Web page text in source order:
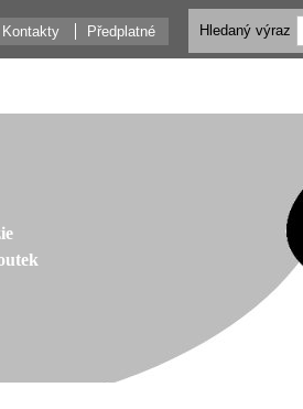
Kontakty Předplatné Hledaný výraz